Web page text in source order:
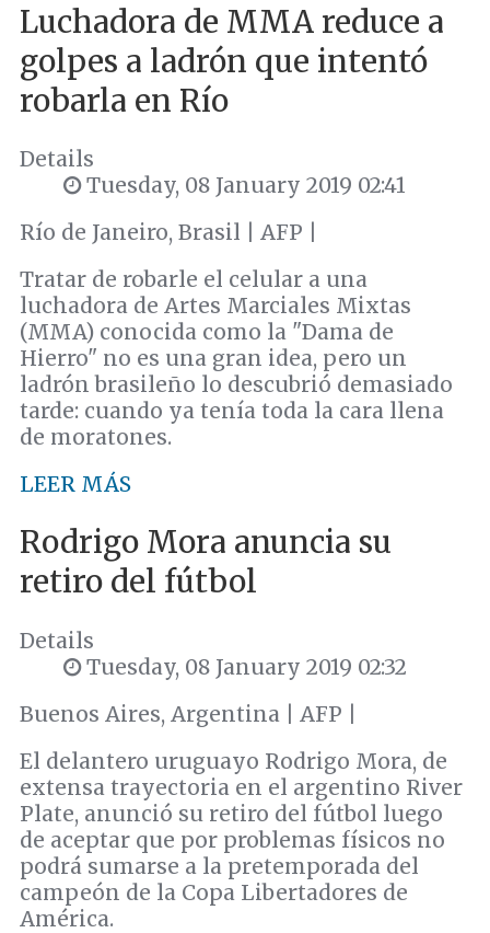
Luchadora de MMA reduce a
golpes a ladrón que intentó
robarla en Río
Details
Tuesday, 08 January 2019 02:41
Río de Janeiro, Brasil | AFP |
Tratar de robarle el celular a una
luchadora de Artes Marciales Mixtas
(MMA) conocida como la "Dama de
Hierro" no es una gran idea, pero un
ladrón brasileño lo descubrió demasiado
tarde: cuando ya tenía toda la cara llena
de moratones.
LEER MÁS
Rodrigo Mora anuncia su
retiro del fútbol
Details
Tuesday, 08 January 2019 02:32
Buenos Aires, Argentina | AFP |
El delantero uruguayo Rodrigo Mora, de
extensa trayectoria en el argentino River
Plate, anunció su retiro del fútbol luego
de aceptar que por problemas físicos no
podrá sumarse a la pretemporada del
campeón de la Copa Libertadores de
América.